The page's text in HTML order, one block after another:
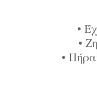
•
•
•